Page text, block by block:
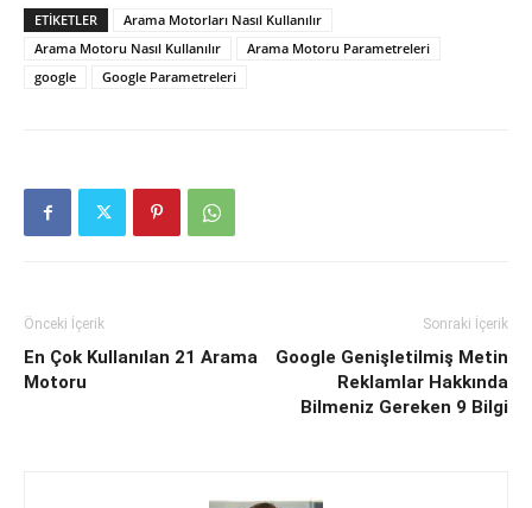
ETIKETLER
Arama Motorları Nasıl Kullanılır
Arama Motoru Nasıl Kullanılır
Arama Motoru Parametreleri
google
Google Parametreleri
Önceki İçerik
En Çok Kullanılan 21 Arama
Motoru
Sonraki İçerik
Google Genişletilmiş Metin
Reklamlar Hakkında
Bilmeniz Gereken 9 Bilgi